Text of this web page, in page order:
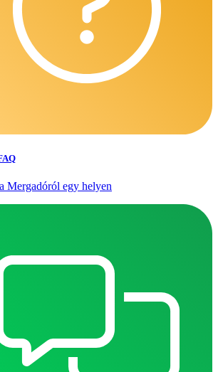
Mergadóról egy helyen